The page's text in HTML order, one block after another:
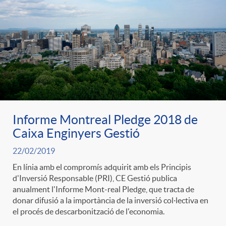
r
n
o
t
i
c
n
t
e
n
i
d
u
b
l
i
c
a
d
Informe Montreal Pledge 2018 de
Caixa Enginyers Gestió
22/02/2019
En línia amb el compromís adquirit amb els Principis
d'Inversió Responsable (PRI), CE Gestió publica
anualment l'Informe Mont-real Pledge, que tracta de
donar difusió a la importància de la inversió col·lectiva en
el procés de descarbonització de l'economia.